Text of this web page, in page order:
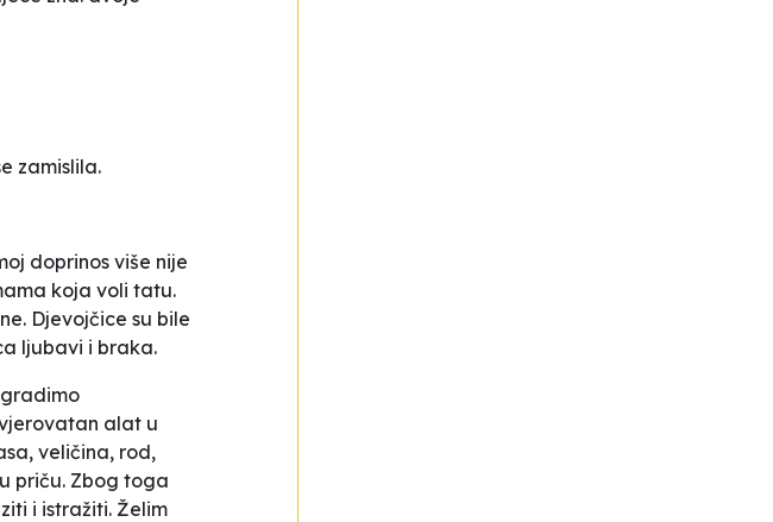
zamislila.
doprinos više nije
koja voli tatu.
Djevojčice su bile
ljubavi i braka.
alat u
veličina, rod,
priču. Zbog toga
i istražiti. Želim